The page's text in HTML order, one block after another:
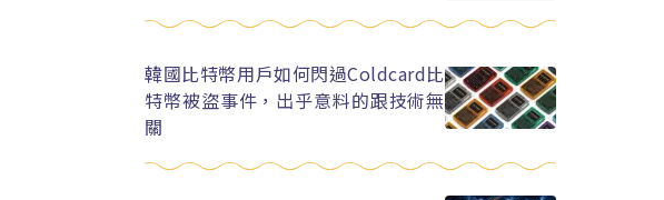
韓國比特幣用戶如何閃過Coldcard比
特幣被盜事件，出乎意料的跟技術無
關